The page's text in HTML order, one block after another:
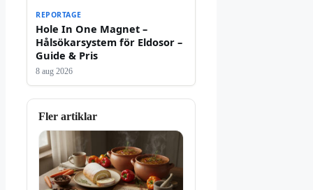
REPORTAGE
Hole In One Magnet –
Hålsökarsystem för Eldosor –
Guide & Pris
8 aug 2026
Fler artiklar